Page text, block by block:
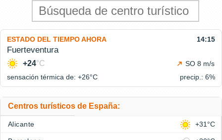
ESTADO DEL TIEMPO AHORA 14:15
Fuerteventura
+24°C
SO 8 m/s
sensación térmica de: +26°C precip.: 6%
Centros turísticos de España:
Alicante +31°C